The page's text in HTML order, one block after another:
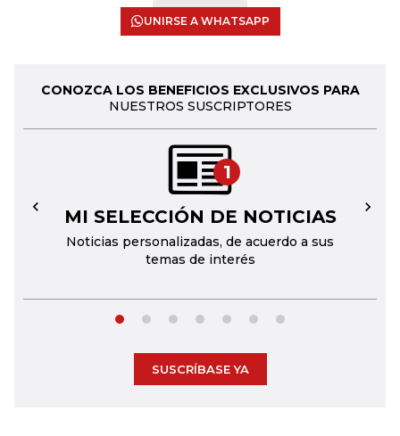
UNIRSE A WHATSAPP
CONOZCA LOS BENEFICIOS EXCLUSIVOS PARA
NUESTROS SUSCRIPTORES
1
MI SELECCIÓN DE NOTICIAS
Noticias personalizadas, de acuerdo a sus
temas de interés
← →
SUSCRÍBASE YA